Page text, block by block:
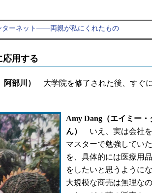
ターネット――両親が私にくれたもの
応用する
部川）
大学院を修了された後、すぐ
Amy Dang（エイミー
ん）
いえ、実は会社を
マスターで勉強してい
を、具体的には医療用
をしたいと思うように
大規模な商売は無理な